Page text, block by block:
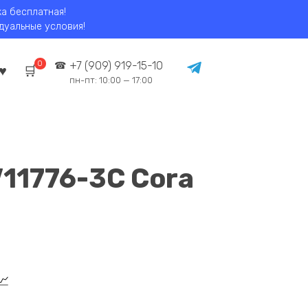
бесплатная!
условия!
0 +7 (909) 919-15-10
пн-пт: 10:00 — 17:00
3C Cora